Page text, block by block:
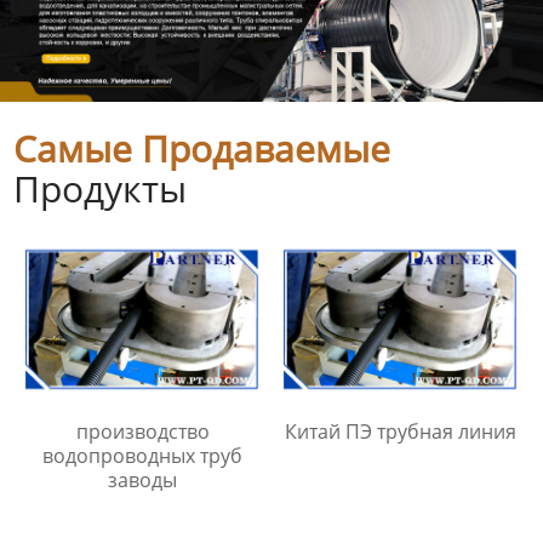
Самые Продаваемые
Продукты
производство
водопроводных труб
заводы
Китай ПЭ трубная линия